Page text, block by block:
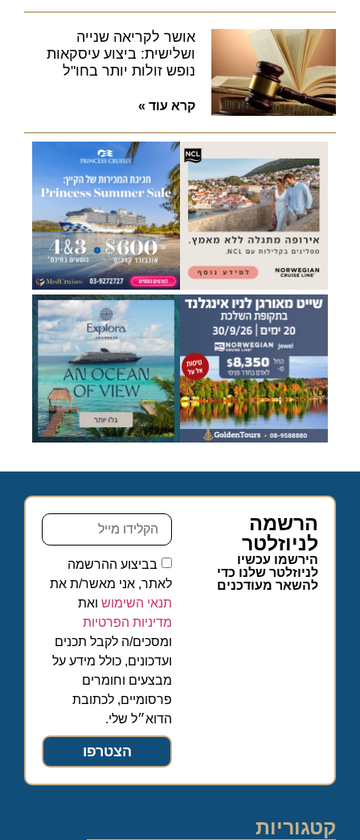
אושר לקריאה שנייה
ושלישית: ביצוע עיסקאות
נופש זולות יותר בחו"ל
קרא עוד »
הרשמה
לניוזלטר
הירשמו עכשיו
לניוזלטר שלנו כדי
להשאר מעודכנים
בביצוע ההרשמה
לאתר, אני מאשר/ת את
תנאי השימוש ואת
מדיניות הפרטיות
ומסכים/ה לקבל תכנים
ועדכונים, כולל מידע על
מבצעים וחומרים
פרסומיים, לכתובת
הדוא״ל שלי.
הצטרפו
קטגוריות